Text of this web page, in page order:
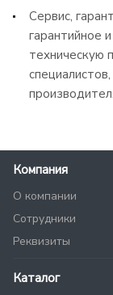
Сервис,
гарантийное
техническую
Компания
О компании
Сотрудники
Реквизиты
Каталог